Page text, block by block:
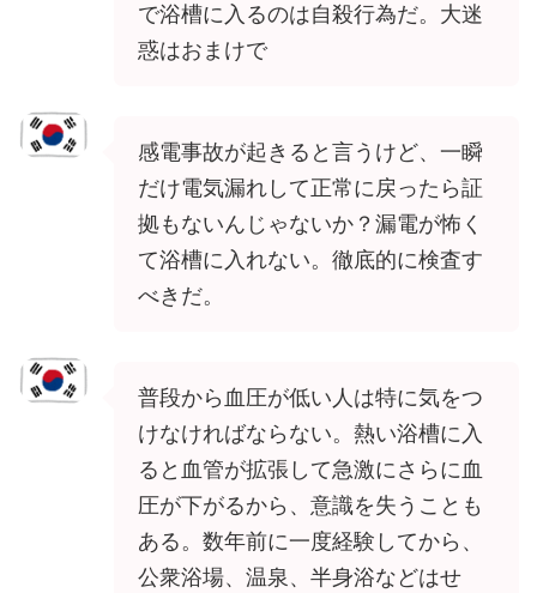
で浴槽に入るのは自殺行為だ。大迷
惑はおまけで
感電事故が起きると言うけど、一瞬
だけ電気漏れして正常に戻ったら証
拠もないんじゃないか？漏電が怖く
て浴槽に入れない。徹底的に検査す
べきだ。
普段から血圧が低い人は特に気をつ
けなければならない。熱い浴槽に入
ると血管が拡張して急激にさらに血
圧が下がるから、意識を失うことも
ある。数年前に一度経験してから、
公衆浴場、温泉、半身浴などはせ